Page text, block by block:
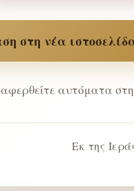
στη νέα
αυτόματα στη
Εκ της